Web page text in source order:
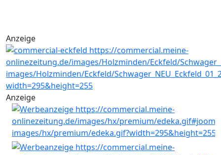
Anzeige
Anzeige